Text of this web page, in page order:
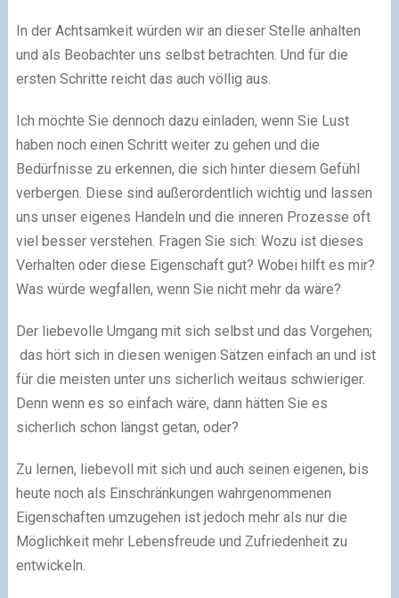
In der Achtsamkeit würden wir an dieser Stelle anhalten
und als Beobachter uns selbst betrachten. Und für die
ersten Schritte reicht das auch völlig aus.
Ich möchte Sie dennoch dazu einladen, wenn Sie Lust
haben noch einen Schritt weiter zu gehen und die
Bedürfnisse zu erkennen, die sich hinter diesem Gefühl
verbergen. Diese sind außerordentlich wichtig und lassen
uns unser eigenes Handeln und die inneren Prozesse oft
viel besser verstehen. Fragen Sie sich: Wozu ist dieses
Verhalten oder diese Eigenschaft gut? Wobei hilft es mir?
Was würde wegfallen, wenn Sie nicht mehr da wäre?
Der liebevolle Umgang mit sich selbst und das Vorgehen;
das hört sich in diesen wenigen Sätzen einfach an und ist
für die meisten unter uns sicherlich weitaus schwieriger.
Denn wenn es so einfach wäre, dann hätten Sie es
sicherlich schon längst getan, oder?
Zu lernen, liebevoll mit sich und auch seinen eigenen, bis
heute noch als Einschränkungen wahrgenommenen
Eigenschaften umzugehen ist jedoch mehr als nur die
Möglichkeit mehr Lebensfreude und Zufriedenheit zu
entwickeln.